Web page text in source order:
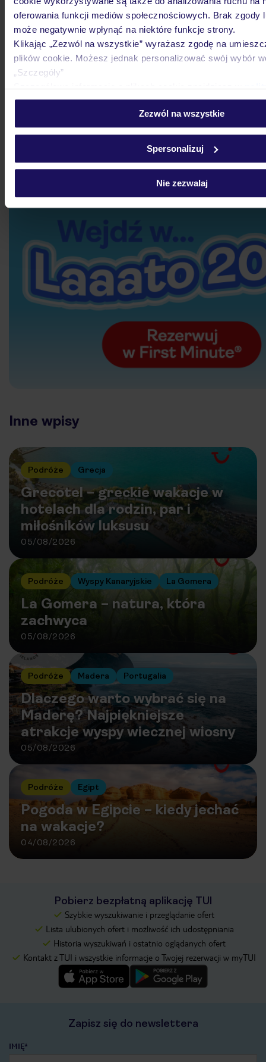
oferowania funkcji mediów społecznościowych. Brak zgody
może negatywnie wpłynąć na niektóre funkcje strony.
Klikając „Zezwól na wszystkie” wyrażasz zgodę na
plików cookie. Możesz jednak personalizować swój wybór
„Szczegóły”
Szczegółowe informacje o plikach cookie znajdziesz w
cookiesorazpolityce prywatności.
Zezwól na wszystkie
Spersonalizuj
Nie zezwalaj
Inne wpisy
Podróże Grecja
Grecotel – greckie wakacje w
hotelach dla rodzin, par i
miłośników luksusu
05/08/2026
Podróże Wyspy Kanaryjskie La Gomera
La Gomera – natura, która
zachwyca
05/08/2026
Podróże Madera Portugalia
Dlaczego warto wybrać się na
Maderę? Najpiękniejsze
atrakcje wyspy wiecznej wiosny
05/08/2026
Podróże Egipt
Pogoda w Egipcie – kiedy jechać
na wakacje?
04/08/2026
Pobierz bezpłatną aplikację TUI
Szybkie wyszukiwanie i przeglądanie ofert
Lista ulubionych ofert i możliwość ich udostępniania
Historia wyszukiwań i ostatnio oglądanych ofert
Kontakt z TUI i wszystkie informacje o Twojej rezerwacji w myTUI
Zapisz się do newslettera
IMIĘ*